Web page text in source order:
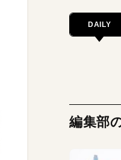
DAILY
編集部